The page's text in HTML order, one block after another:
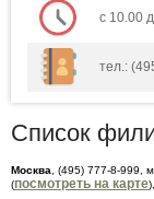
с 10.00
тел.:
Список
Москва , (495) 777-8-999,
(посмотреть на карте